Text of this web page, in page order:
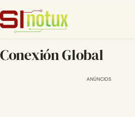
Conexión Global
ANÚNCIOS